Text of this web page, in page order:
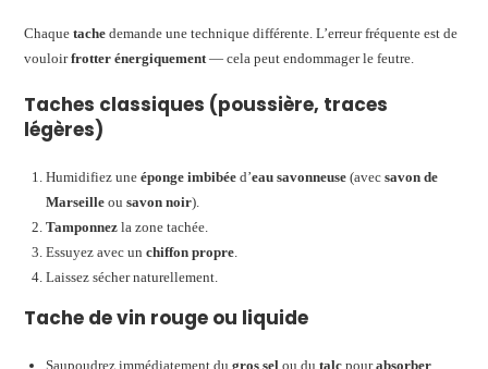
Chaquetache demande une technique différente. L’erreur fréquente est de
vouloirfrotter énergiquement — cela peut endommager le feutre.
Taches classiques (poussière, traces
légères)
Humidifiez uneéponge imbibée d’eau savonneuse (avecsavon de
Marseille ousavon noir).
Tamponnez la zone tachée.
Essuyez avec unchiffon propre
Laissez sécher naturellement.
Tache de vin rouge ou liquide
Saupoudrez immédiatement dugros sel ou dutalc pourabsorber